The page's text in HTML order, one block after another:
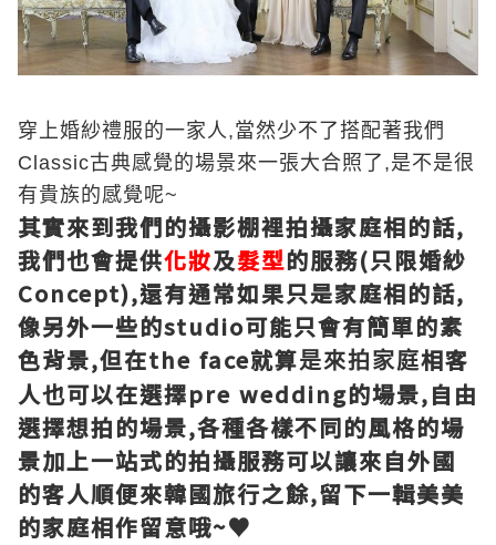
穿上婚紗禮服的一家人,當然少不了搭配著我們
Classic古典感覺的場景來一張大合照了,是不是很
有貴族的感覺呢~
其實來到我們的攝影棚裡拍攝家庭相的話,
我們也會提供化妝及髮型的服務(只限婚紗
Concept),還有通常如果只是家庭相的話,
像另外一些的studio可能只會有簡單的素
色背景,但在the face就算是來拍家庭相客
人也可以在選擇pre wedding的場景,自由
選擇想拍的場景,各種各樣不同的風格的場
景加上一站式的拍攝服務可以讓來自外國
的客人順便來韓國旅行之餘,留下一輯美美
的家庭相作留意哦~♥